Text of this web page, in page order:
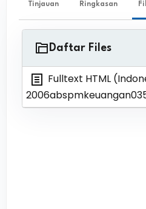
Tinjauan Ringkasan
Daftar Files
Fulltext HTML